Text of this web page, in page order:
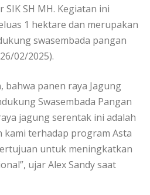
SIK SH MH. Kegiatan ini
1 hektare dan merupakan
swasembada pangan
02/2025).
bahwa panen raya Jagung
Swasembada Pangan
jagung serentak ini adalah
terhadap program Asta
untuk meningkatkan
ujar Alex Sandy saat